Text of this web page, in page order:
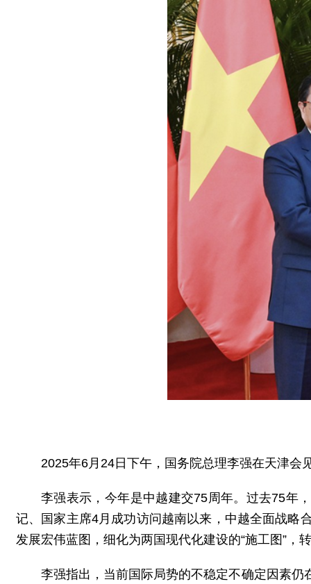
2025年6月24日下午，国务院总理李强在天津会
李强表示，今年是中越建交75周年。过去75年
记、国家主席4月成功访问越南以来，中越全面战略
发展宏伟蓝图，细化为两国现代化建设的“施工图”，
李强指出，当前国际局势的不稳定不确定因素